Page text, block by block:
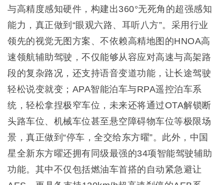
与高精度感知硬件，构建出360°无死角的超强感知
能力，真正做到“眼观六路、耳听八方”。采用行业
领先的视觉无图方案、不依赖高精地图的HNOA高
速领航辅助驾驶，不仅能够从容应对高速与高架路
段的复杂路况，还支持语音变道功能，让长途驾驶
轻松说变就变；APA智能泊车与RPA遥控泊车系
统，轻松拿捏极窄车位，未来还将通过OTA解锁断
头路车位、机械车位甚至悬空障碍物车位等极限场
景，真正做到“停车，全交给东方曜”。此外，中国
星全新东方曜还拥有同级最强的34项智能驾驶辅助
功能。其中不仅包括燃油车首搭的自动紧急避让